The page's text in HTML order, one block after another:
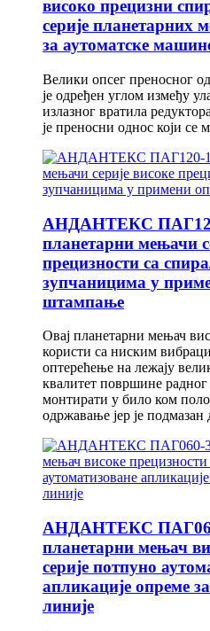
високо прецизни
серије планетарних
за аутоматске
Велики опсег преносног
је одређен углом између
излазног вратила
је преносни однос који се
АНДАНТЕКС
планетарни мењачи
прецизности са
зупчаницима у
штампање
Овај планетарни мењач
користи са ниским
оптерећење на лежају
квалитет површине
монтирати у било ком
одржавање јер је
АНДАНТЕКС
планетарни мењач
серије потпуно
апликације опреме
линије